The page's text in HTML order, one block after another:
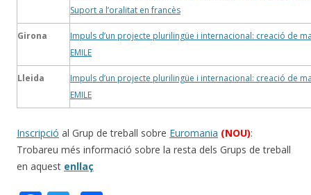
Suport a l’oralitat en francès
Girona
Impuls d’un projecte plurilingüe i internacional: creació de
EMILE
Lleida
Impuls d’un projecte plurilingüe i internacional: creació de
EMILE
Inscripció al Grup de treball sobre Euromania (NOU):
Trobareu més informació sobre la resta dels Grups de treball
en aquest enllaç